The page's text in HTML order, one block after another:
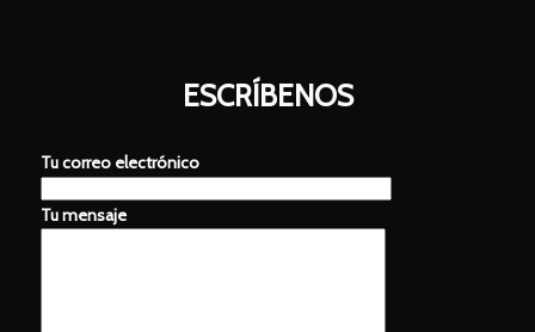
ESCRÍBENOS
Tu correo electrónico
Tu mensaje